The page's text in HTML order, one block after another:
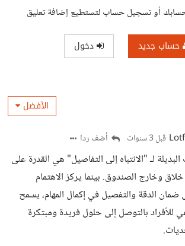
أو تسجيل حساب لتستطيع إضافة تعليق
حساب جديد دخول
الأفضل
قبل 3 سنوات أضف ردا
لـ "الانتباه إلى التفاصيل" هي القدرة على
وخارج الصندوق. بينما يركز الاهتمام
ضمان الدقة والتفصيل في إكمال المهام، يسمح
للأفراد بالتوصل إلى حلول فريدة ومبتكرة